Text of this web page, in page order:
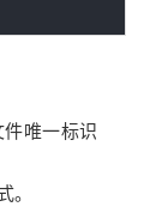
唯一标识
。